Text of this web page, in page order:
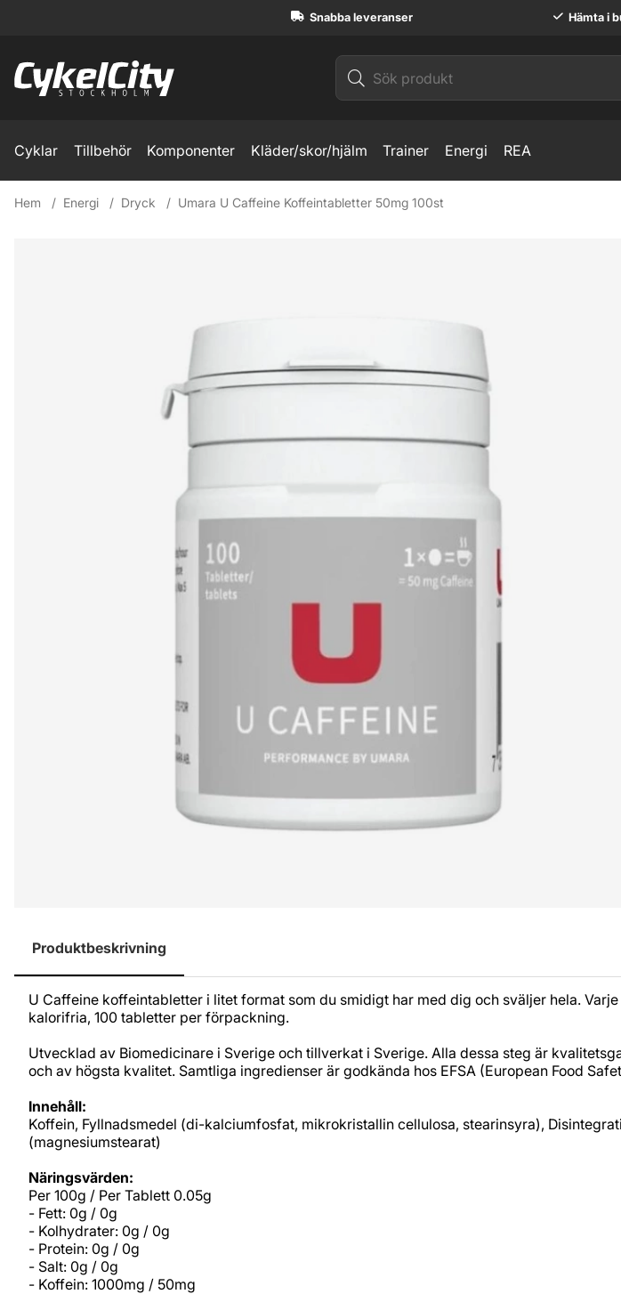
Snabba leveranser Hämta i
Cyklar Tillbehör Komponenter Kläder/skor/hjälm Trainer Energi REA
Hem Energi Dryck Umara U Caffeine Koffeintabletter 50mg 100st
Produktbeskrivning
U Caffeine koffeintabletter i litet format som du smidigt har med dig och sväljer hela.
kalorifria, 100 tabletter per förpackning.
Utvecklad av Biomedicinare i Sverige och tillverkat i Sverige. Alla dessa steg är
och av högsta kvalitet. Samtliga ingredienser är godkända hos EFSA (European Food
Innehåll:
Koffein, Fyllnadsmedel (di-kalciumfosfat, mikrokristallin cellulosa, stearinsyra),
(magnesiumstearat)
Näringsvärden:
Per 100g / Per Tablett 0.05g
- Fett: 0g / 0g
- Kolhydrater: 0g / 0g
- Protein: 0g / 0g
- Salt: 0g / 0g
- Koffein: 1000mg / 50mg